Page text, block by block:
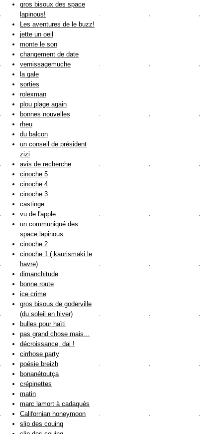
gros bisoux des space
lapinous!
Les aventures de le buzz!
jette un oeil
monte le son
changement de date
vernissagemuche
la gale
sorties
rolexman
plou plage again
bonnes nouvelles
rheu
du balcon
un conseil de président
zizi
avis de recherche
cinoche 5
cinoche 4
cinoche 3
castinge
vu de l'apple
un communiqué des
space lapinous
cinoche 2
cinoche 1 ( kaurismaki le
havre)
dimanchitude
bonne route
ice crime
gros bisous de goderville
(du soleil en hiver)
bulles pour haïti
pas grand chose mais...
décroissance, dai !
cirrhose party
poésie breizh
bonanétoutça
crépinettes
matin
marc lamort à cadaqués
Californian honeymoon
slip des couinq